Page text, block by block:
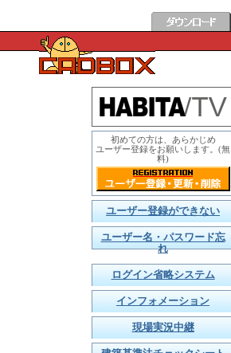
初めての方は、あらかじめ
ユーザー登録をお願いします。(無
料)
ユーザー登録ができない
ユーザー名・パスワード忘
れ
ログイン省略システム
インフォメーション
現場実況中継